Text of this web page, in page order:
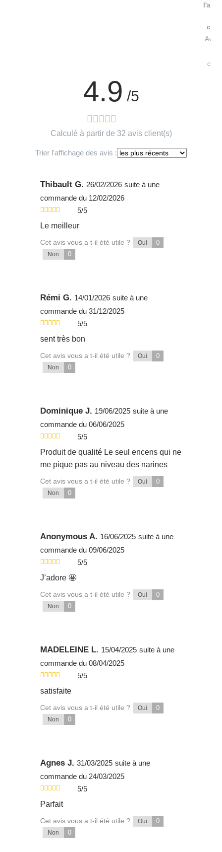
Avis
4.9 /5
Calculé à partir de 32 avis client(s)
Trier l'affichage des avis :
Thibault G. 26/02/2026 suite à une
commande du 12/02/2026
5/5
Le meilleur
Cet avis vous a t-il été utile ? Oui 0
Non 0
Rémi G. 14/01/2026 suite à une
commande du 31/12/2025
5/5
sent très bon
Cet avis vous a t-il été utile ? Oui 0
Non 0
Dominique J. 19/06/2025 suite à une
commande du 06/06/2025
5/5
Produit de qualité Le seul encens qui ne
me pique pas au niveau des narines
Cet avis vous a t-il été utile ? Oui 0
Non 0
Anonymous A. 16/06/2025 suite à une
commande du 09/06/2025
5/5
J’adore 🤩
Cet avis vous a t-il été utile ? Oui 0
Non 0
MADELEINE L. 15/04/2025 suite à une
commande du 08/04/2025
5/5
satisfaite
Cet avis vous a t-il été utile ? Oui 0
Non 0
Agnes J. 31/03/2025 suite à une
commande du 24/03/2025
5/5
Parfait
Cet avis vous a t-il été utile ? Oui 0
Non 0